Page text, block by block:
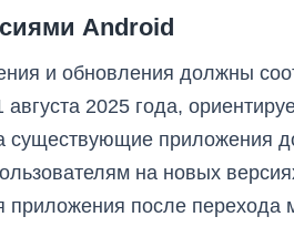
Android
и обновления должны
2025 года,
существующие приложения
на новых
приложения после перехода